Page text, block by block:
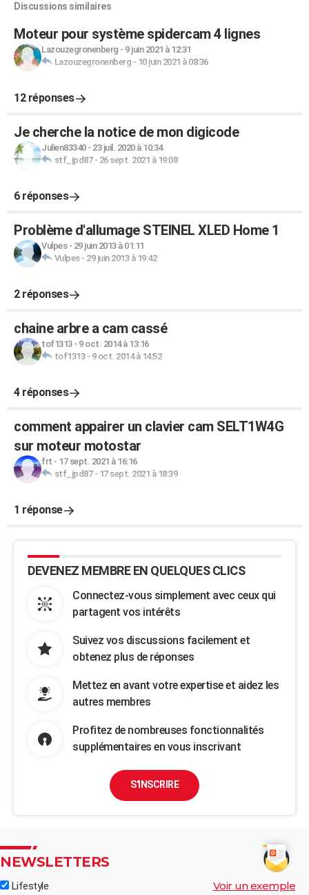
Discussions similaires
Moteur pour système spidercam 4 lignes
Lazouzegronenberg - 9 juin 2021 à 12:31
Lazouzegronenberg - 10 juin 2021 à 08:36
12 réponses
Je cherche la notice de mon digicode
Julien83340- 23 juil. 2020 à 10:34
stf_jpd87- 26 sept. 2021 à 19:08
6 réponses
Problème d'allumage STEINEL XLED Home 1
Vulpes- 29 juin 2013 à 01:11
Vulpes- 29 juin 2013 à 19:42
2 réponses
chaine arbre a cam cassé
tof1313- 9 oct. 2014 à 13:16
tof1313- 9 oct. 2014 à 14:52
4 réponses
comment appairer un clavier cam SELT1W4G
sur moteur motostar
frt - 17 sept. 2021 à 16:16
stf_jpd87- 17 sept. 2021 à 18:39
1 réponse
DEVENEZ MEMBRE EN QUELQUES CLICS
Connectez-vous simplement avec ceux qui
partagent vos intérêts
Suivez vos discussions facilement et
obtenez plus de réponses
Mettez en avant votre expertise et aidez les
autres membres
Profitez de nombreuses fonctionnalités
supplémentaires en vous inscrivant
S'INSCRIRE
NEWSLETTERS
Lifestyle Voir un exemple